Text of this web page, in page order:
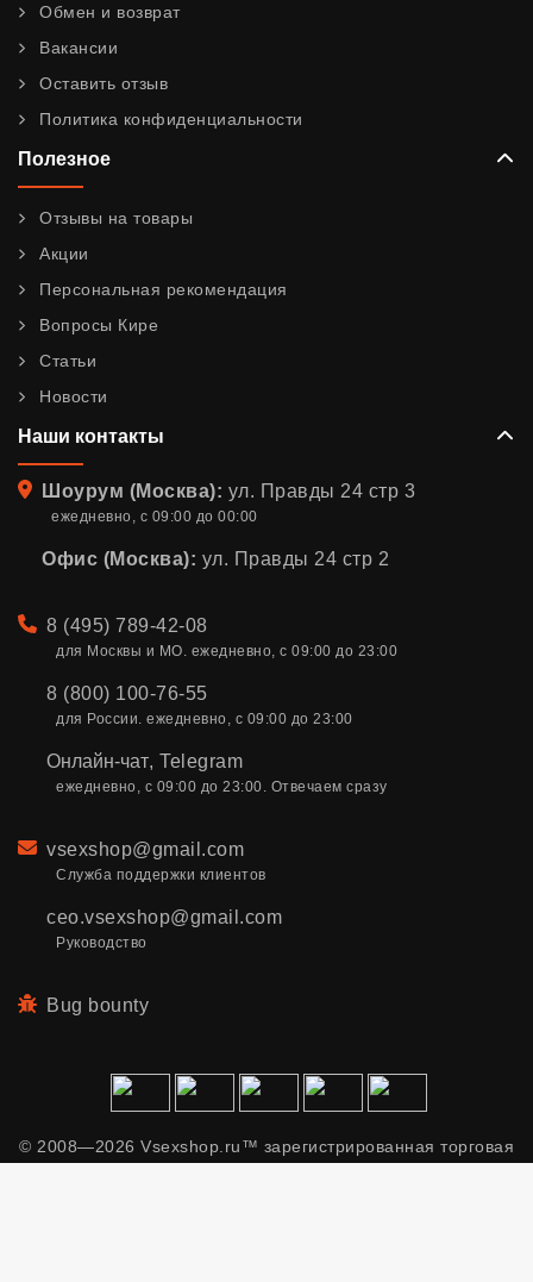
Обмен и возврат
Вакансии
Оставить отзыв
Политика конфиденциальности
Полезное
Отзывы на товары
Акции
Персональная рекомендация
Вопросы Кире
Статьи
Новости
Наши контакты
Адрес
Шоурум (Москва): ул. Правды 24 стр 3
ежедневно, с 09:00 до 00:00
Офис (Москва): ул. Правды 24 стр 2
Телефон
8 (495) 789-42-08
для Москвы и МО. ежедневно, с 09:00 до 23:00
8 (800) 100-76-55
для России. ежедневно, с 09:00 до 23:00
Онлайн-чат, Telegram
ежедневно, с 09:00 до 23:00. Отвечаем сразу
Email
vsexshop@gmail.com
Служба поддержки клиентов
ceo.vsexshop@gmail.com
Руководство
Bug bounty
© 2008—2026 Vsexshop.ru™ зарегистрированная торговая